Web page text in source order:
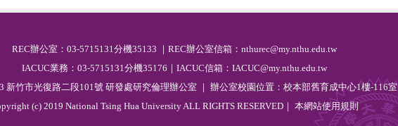
REC辦公室：03-5715131分機35133 ｜REC辦公室信箱：nthurec@my.nthu.edu.tw
IACUC業務：03-5715131分機35176｜IACUC信箱：IACUC@my.nthu.edu.tw
新竹市光復路二段101號 研發處研究倫理辦公室 ｜ 辦公室校園位置：校本部舊育成中心1樓-116室
(c) 2019 National Tsing Hua University ALL RIGHTS RESERVED｜ 本網站使用規則